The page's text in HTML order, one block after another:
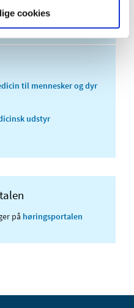
cookies
til mennesker og dyr
udstyr
på høringsportalen